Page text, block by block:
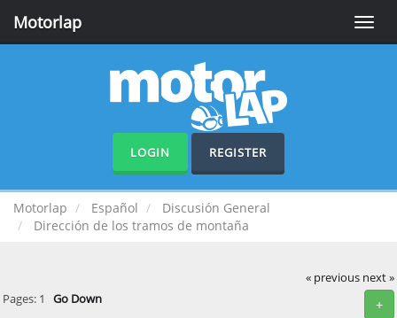
Toggle
Motorlap
LOGIN REGISTER
Motorlap Español
Discusión General
Dirección de los tramos de montaña
« previous next »
+
Pages: 1 Go Down